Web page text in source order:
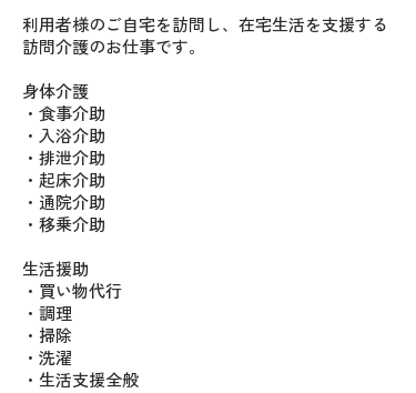
利用者様のご自宅を訪問し、在宅生活を支援する
訪問介護のお仕事です。
身体介護
・食事介助
・入浴介助
・排泄介助
・起床介助
・通院介助
・移乗介助
生活援助
・買い物代行
・調理
・掃除
・洗濯
・生活支援全般